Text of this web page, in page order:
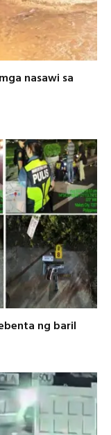
nasawi sa
ng baril